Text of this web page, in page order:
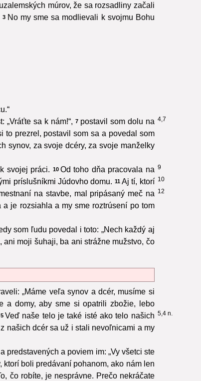
múrov, že sa rozsadliny začali
3 No my sme sa modlievali k svojmu Bohu
sa k nám!“, 7 4,7
postavil som dolu na
to prezrel, postavil som sa a povedal som
synov, za svoje dcéry, za svoje manželky
9
svojej práci. 10
10
Od toho dňa pracovala na
príslušníkmi Júdovho domu. 11 Aj tí, ktorí
12
na stavbe, mal pripásaný meč na
je rozsiahla a my sme roztrúsení po tom
som ľudu povedal i toto: „Nech každý aj
ani moji šuhaji, ba ani strážne mužstvo, čo
„Máme veľa synov a dcér, musíme si
a domy, aby sme si opatrili zbožie, lebo
5,4 n.
5 Veď naše telo je také isté ako telo našich
našich dcér sa už i stali nevoľnicami a my
predstavených a poviem im: „Vy všetci ste
boli predávaní pohanom, ako nám len
čo robíte, je nesprávne. Prečo nekráčate